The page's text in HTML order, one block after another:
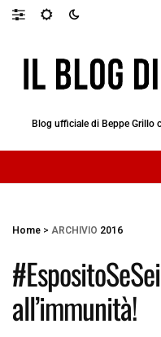
Blog ufficiale di Beppe
Home > ARCHIVIO 2016
all’immunità!